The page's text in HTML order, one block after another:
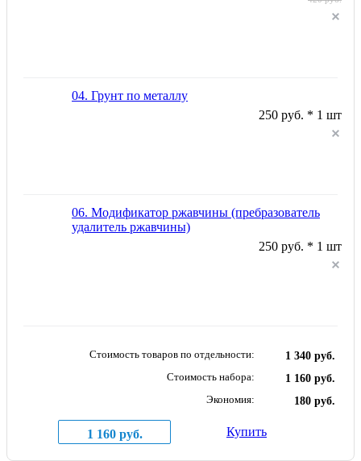
04. Грунт по металлу
250 руб. * 1 шт
06. Модификатор ржавчины (пребразователь
удалитель ржавчины)
250 руб. * 1 шт
Стоимость товаров по отдельности:
1 340 руб.
Стоимость набора:
1 160 руб.
Экономия:
180 руб.
1 160 руб. Купить